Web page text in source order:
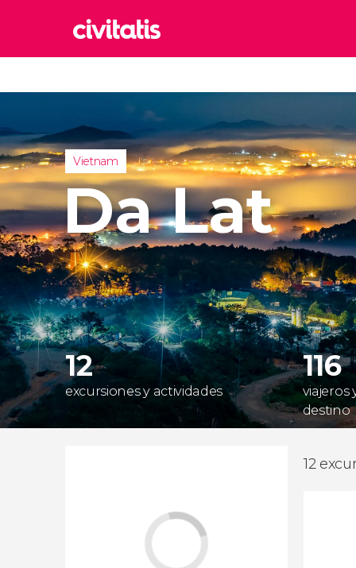
Italia
Reino
Reino
Turquía
Vietnam
Da Lat
12
excursiones y actividades
116
viajeros
destino
12